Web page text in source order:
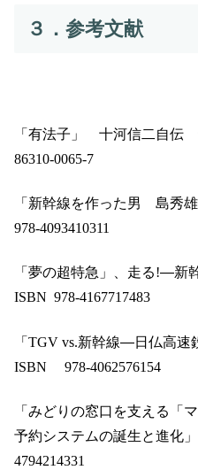
３．参考文献
「有法子」 十河信二自
86310-0065-7
「新幹線を作った男 島秀
978-4093410311
「夢の超特急」、走る!―新
ISBN 978-4167717483
「 TGV vs.新幹線―日仏高速
ISBN
978-4062576154
「みどりの窓口を支える「
予約システムの誕生と進
4794214331